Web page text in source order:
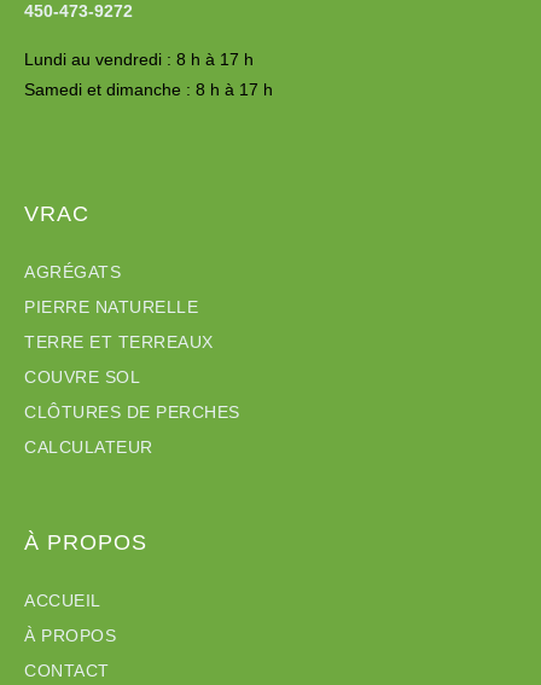
450-473-9272
Lundi au vendredi : 8 h à 17 h
Samedi et dimanche : 8 h à 17 h
VRAC
AGRÉGATS
PIERRE NATURELLE
TERRE ET TERREAUX
COUVRE SOL
CLÔTURES DE PERCHES
CALCULATEUR
À PROPOS
ACCUEIL
À PROPOS
CONTACT